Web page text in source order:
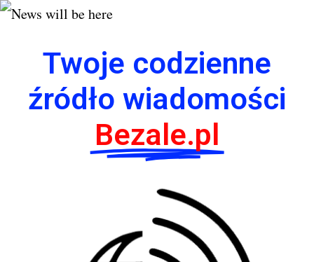
Twoje codzienne
źródło wiadomości
Bezale.pl